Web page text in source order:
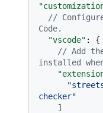
//
Code.
"vscode" :
{
// Add
installed
checker"
]